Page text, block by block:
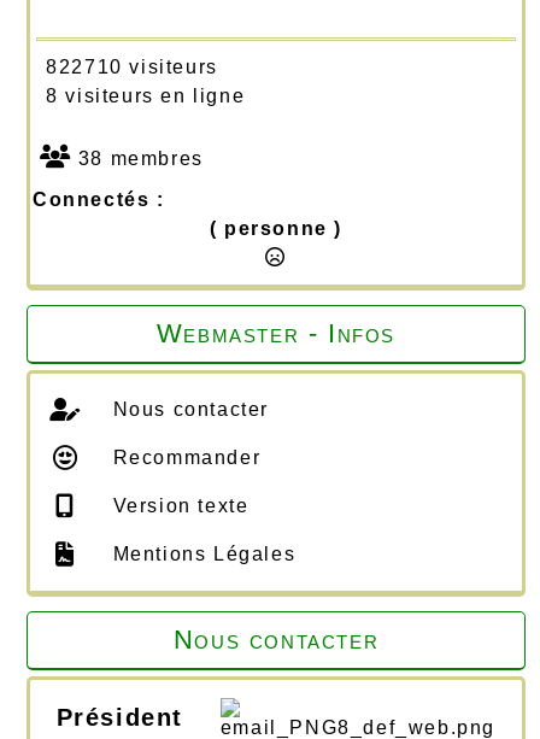
822710 visiteurs
8 visiteurs en ligne
38 membres
Connectés :
( personne )
Webmaster - Infos
Nous contacter
Recommander
Version texte
Mentions Légales
Nous contacter
Président